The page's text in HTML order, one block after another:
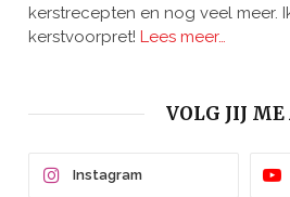
kerstrecepten en nog veel meer.
kerstvoorpret! Lees meer…
VOLG JIJ ME
Instagram